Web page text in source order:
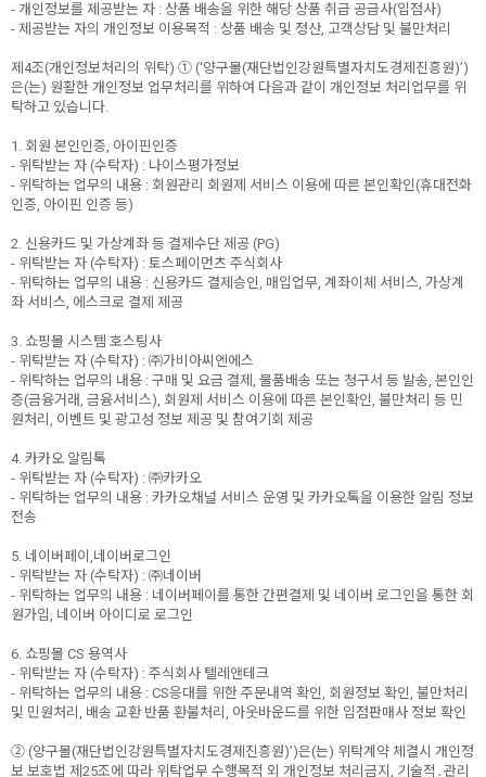
- 개인정보를 제공받는 자 : 상품 배송을 위한 해당 상품 취급 공급사(입점사)
- 제공받는 자의 개인정보 이용목적 : 상품 배송 및 정산, 고객상담 및 불만처리
제4조(개인정보처리의 위탁) ① (‘양구몰(재단법인강원특별자치도경제진흥원)’)
은(는) 원활한 개인정보 업무처리를 위하여 다음과 같이 개인정보 처리업무를 위
탁하고 있습니다.
1. 회원 본인인증, 아이핀인증
- 위탁받는 자 (수탁자) : 나이스평가정보
- 위탁하는 업무의 내용 : 회원관리 회원제 서비스 이용에 따른 본인확인(휴대전화
인증, 아이핀 인증 등)
2. 신용카드 및 가상계좌 등 결제수단 제공 (PG)
- 위탁받는 자 (수탁자) : 토스페이먼츠 주식회사
- 위탁하는 업무의 내용 : 신용카드 결제승인, 매입업무, 계좌이체 서비스, 가상계
좌 서비스, 에스크로 결제 제공
3. 쇼핑몰 시스템 호스팅사
- 위탁받는 자 (수탁자) : ㈜가비아씨엔에스
- 위탁하는 업무의 내용 : 구매 및 요금 결제, 물품배송 또는 청구서 등 발송, 본인인
증(금융거래, 금융서비스), 회원제 서비스 이용에 따른 본인확인, 불만처리 등 민
원처리, 이벤트 및 광고성 정보 제공 및 참여기회 제공
4. 카카오 알림톡
- 위탁받는 자 (수탁자) : ㈜카카오
- 위탁하는 업무의 내용 : 카카오채널 서비스 운영 및 카카오톡을 이용한 알림 정보
전송
5. 네이버페이,네이버로그인
- 위탁받는 자 (수탁자) : ㈜네이버
- 위탁하는 업무의 내용 : 네이버페이를 통한 간편결제 및 네이버 로그인을 통한 회
원가입, 네이버 아이디로 로그인
6. 쇼핑몰 CS 용역사
- 위탁받는 자 (수탁자) : 주식회사 텔레앤테크
- 위탁하는 업무의 내용 : CS응대를 위한 주문내역 확인, 회원정보 확인, 불만처리
및 민원처리, 배송 교환 반품 환불처리, 아웃바운드를 위한 입점판매사 정보 확인
② (양구몰(재단법인강원특별자치도경제진흥원)’)은(는) 위탁계약 체결시 개인정
보 보호법 제25조에 따라 위탁업무 수행목적 외 개인정보 처리금지, 기술적․관리